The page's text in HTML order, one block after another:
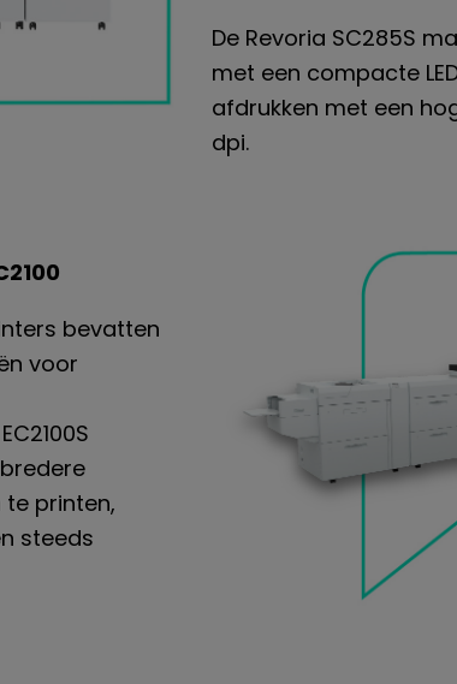
De Revoria SC285S
met een compacte
afdrukken met een
dpi.
bevatten
voor
printen,
steeds